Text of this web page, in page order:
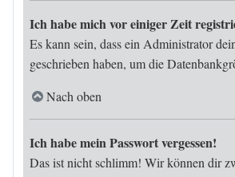
Ich habe mich vor einiger Zeit
Es kann sein, dass ein Administrator
geschrieben haben, um die
Nach oben
Ich habe mein Passwort vergessen!
Das ist nicht schlimm! Wir können dir